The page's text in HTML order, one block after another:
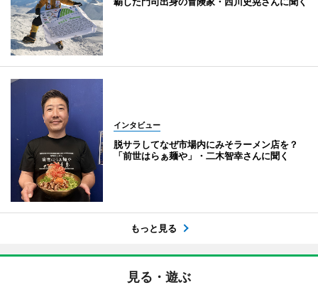
インタビュー
脱サラしてなぜ市場内にみそラーメン店を？
「前世はらぁ麺や」・二木智幸さんに聞く
もっと見る
見る・遊ぶ